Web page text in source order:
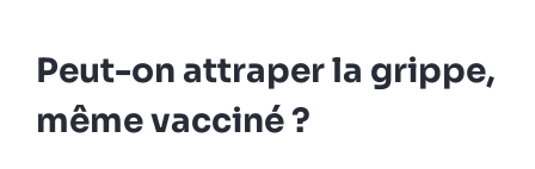
Peut-on attraper la grippe,
même vacciné ?